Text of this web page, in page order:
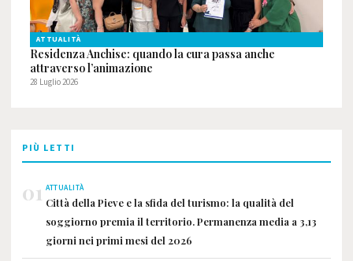
ATTUALITÀ
Residenza Anchise: quando la cura passa anche
attraverso l’animazione
28 Luglio 2026
PIÙ LETTI
01 ATTUALITÀ
Città della Pieve e la sfida del turismo: la qualità del
soggiorno premia il territorio. Permanenza media a 3,13
giorni nei primi mesi del 2026